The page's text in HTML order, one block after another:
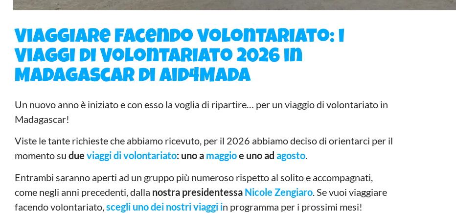
Viaggiare facendo volontariato: i
Viaggi di Volontariato 2026 in
Madagascar di Aid4Mada
Un nuovo anno è iniziato e con esso la voglia di ripartire… per un viaggio di volontariato in
Madagascar!
Viste le tante richieste che abbiamo ricevuto, per il 2026 abbiamo deciso di orientarci per il
momento su due viaggi di volontariato: uno a maggioe uno ad agosto.
Entrambi saranno aperti ad un gruppo più numeroso rispetto al solito e accompagnati,
come negli anni precedenti, dalla nostra presidentessa Nicole Zengiaro . Se vuoi viaggiare
facendo volontariato, scegli uno dei nostri viaggi in programma per i prossimi mesi!